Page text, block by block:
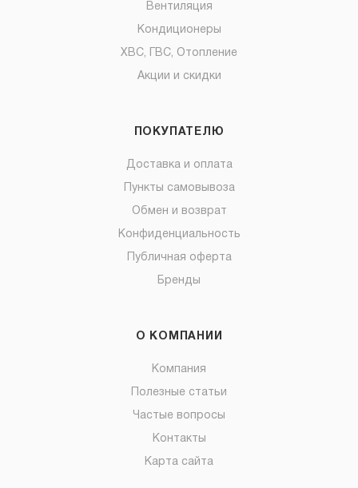
Вентиляция
Кондиционеры
ХВС, ГВС, Отопление
Акции и скидки
ПОКУПАТЕЛЮ
Доставка и оплата
Пункты самовывоза
Обмен и возврат
Конфиденциальность
Публичная оферта
Бренды
О КОМПАНИИ
Компания
Полезные статьи
Частые вопросы
Контакты
Карта сайта